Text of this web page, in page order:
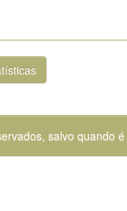
salvo quando